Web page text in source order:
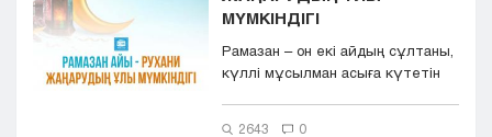
МҮМКІНДІГІ
Рамазан – он екі айдың сұлтаны,
күллі мұсылман асыға күтетін
2643 0